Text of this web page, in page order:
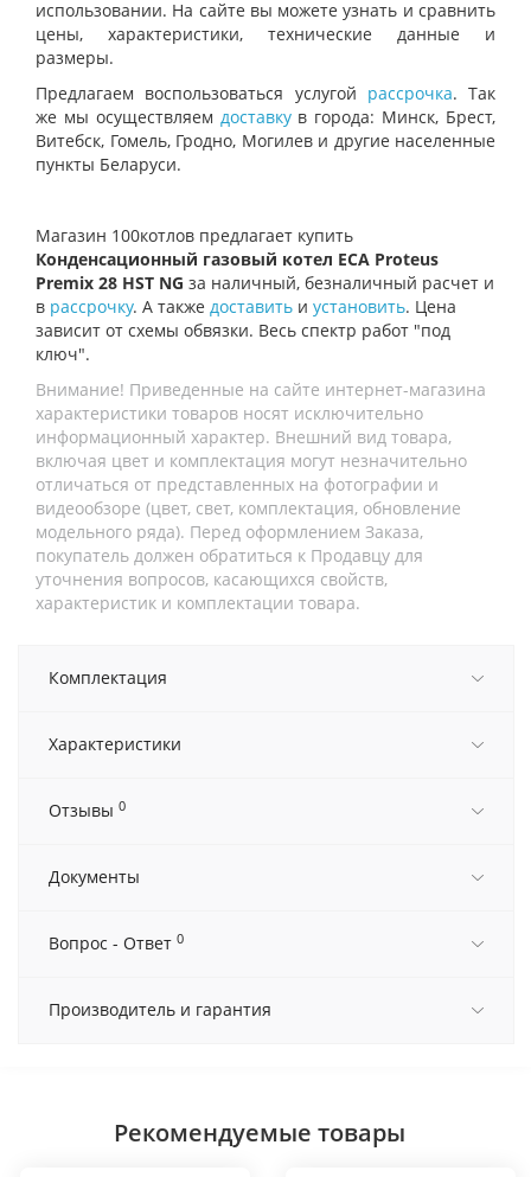
использовании. На сайте вы можете узнать и сравнить
цены, характеристики, технические данные и
размеры.
Предлагаем воспользоваться услугой рассрочка. Так
же мы осуществляем доставкув города: Минск, Брест,
Витебск, Гомель, Гродно, Могилев и другие населенные
пункты Беларуси.
Магазин 100котлов предлагает купить
Конденсационный газовый котел ECA Proteus
Premix 28 HST NG за наличный, безналичный расчет и
в рассрочку. А также доставить и установить. Цена
зависит от схемы обвязки. Весь спектр работ "под
ключ".
Внимание! Приведенные на сайте интернет-магазина
характеристики товаров носят исключительно
информационный характер. Внешний вид товара,
включая цвет и комплектация могут незначительно
отличаться от представленных на фотографии и
видеообзоре (цвет, свет, комплектация, обновление
модельного ряда). Перед оформлением Заказа,
покупатель должен обратиться к Продавцу для
уточнения вопросов, касающихся свойств,
характеристик и комплектации товара.
Комплектация
Характеристики
Отзывы 0
Документы
Вопрос - Ответ 0
Производитель и гарантия
Рекомендуемые товары